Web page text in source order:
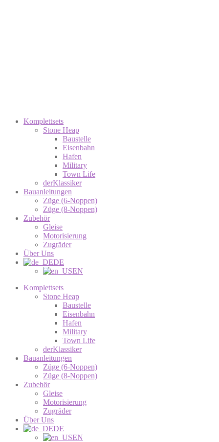
Komplettsets
Stone Heap
Baustelle
Eisenbahn
Hafen
Military
Town Life
derKlassiker
Bauanleitungen
Züge (6-Noppen)
Züge (8-Noppen)
Zubehör
Gleise
Motorisierung
Zugräder
Über Uns
DE
EN
Komplettsets
Stone Heap
Baustelle
Eisenbahn
Hafen
Military
Town Life
derKlassiker
Bauanleitungen
Züge (6-Noppen)
Züge (8-Noppen)
Zubehör
Gleise
Motorisierung
Zugräder
Über Uns
DE
EN